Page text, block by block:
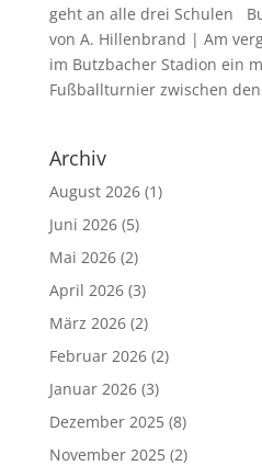
geht an alle drei Schulen
von A. Hillenbrand | Am
im Butzbacher Stadion ein
Fußballturnier zwischen
Archiv
August 2026(1)
Juni 2026(5)
Mai 2026(2)
April 2026(3)
März 2026(2)
Februar 2026(2)
Januar 2026(3)
Dezember 2025(8)
November 2025(2)